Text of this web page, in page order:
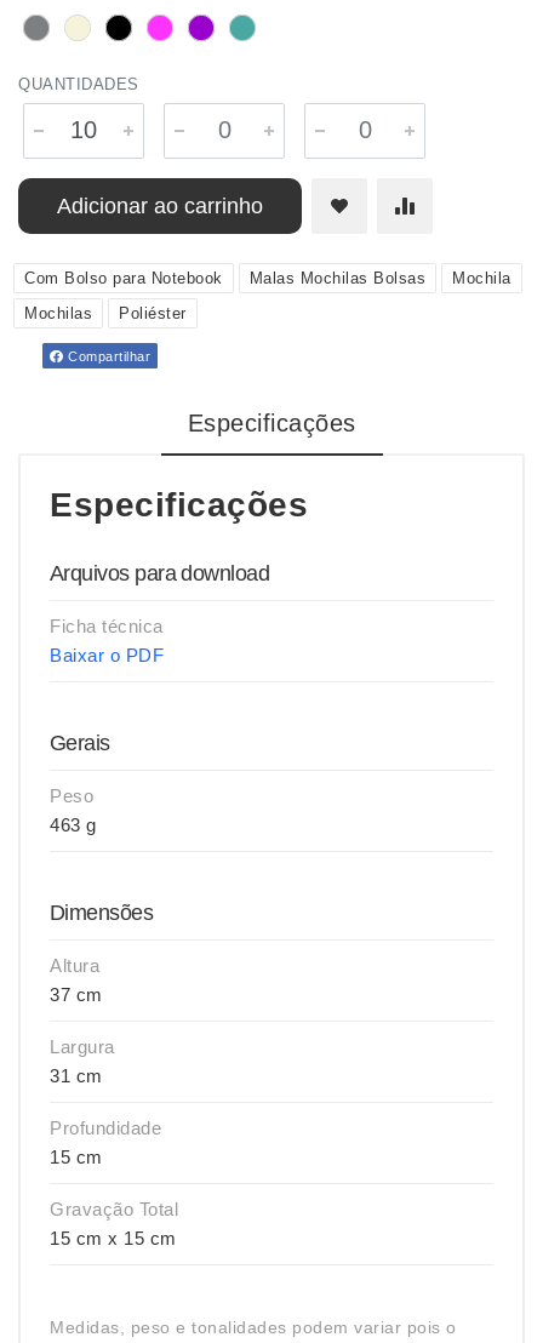
QUANTIDADES
Adicionar ao carrinho
Com Bolso para Notebook Malas Mochilas Bolsas
Mochila
Mochilas
Poliéster
Compartilhar
Especificações
Especificações
Arquivos para download
Ficha técnica
Baixar o PDF
Gerais
Peso
463 g
Dimensões
Altura
37 cm
Largura
31 cm
Profundidade
15 cm
Gravação Total
15 cm x 15 cm
Medidas, peso e tonalidades podem variar pois o